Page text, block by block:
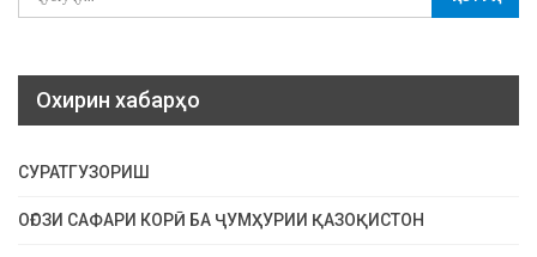
Охирин хабарҳо
СУРАТГУЗОРИШ
ОҒОЗИ САФАРИ КОРӢ БА ҶУМҲУРИИ ҚАЗОҚИСТОН